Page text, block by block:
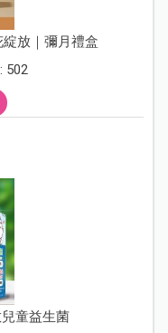
綻放｜彌月禮盒
502
兒童益生菌